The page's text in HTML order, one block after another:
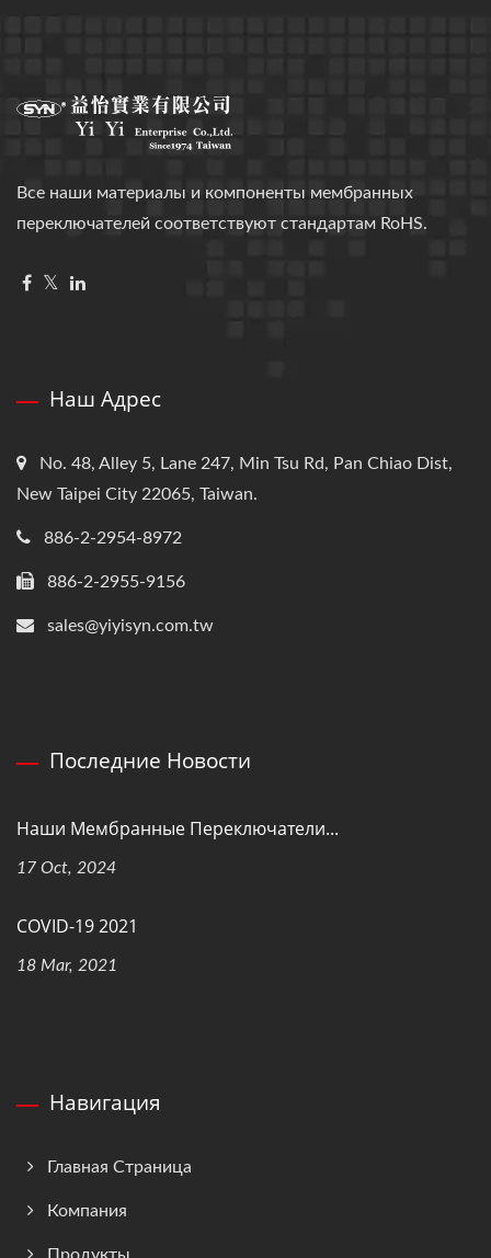
Все наши материалы и компоненты мембранных
переключателей соответствуют стандартам RoHS.
Наш Адрес
No. 48, Alley 5, Lane 247, Min Tsu Rd, Pan Chiao Dist,
New Taipei City 22065, Taiwan.
886-2-2954-8972
886-2-2955-9156
sales@yiyisyn.com.tw
Последние Новости
Наши Мембранные Переключатели...
17 Oct, 2024
COVID-19 2021
18 Mar, 2021
Навигация
Главная Страница
Компания
Продукты